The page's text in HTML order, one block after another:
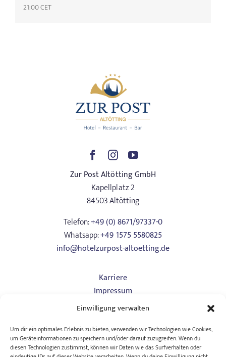
Einwilligung verwalten
Um dir ein optimales Erlebnis zu bieten, verwenden wir Technologien wie Cookies,
um Geräteinformationen zu speichern und/oder darauf zuzugreifen. Wenn du
diesen Technologien zustimmst, können wir Daten wie das Surfverhalten oder
21:00CET
Zur Post Altötting GmbH
Kapellplatz 2
84503 Altötting
Telefon:+49 (0) 8671/97337-0
Whatsapp:+49 1575 5580825
info@hotelzurpost-altoetting.de
Karriere
Impressum
Datenschutz
AGB Hotel
AGB Tagungen